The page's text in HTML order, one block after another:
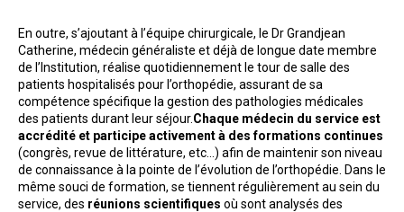
En outre, s’ajoutant à l’équipe chirurgicale, le Dr Grandjean
Catherine, médecin généraliste et déjà de longue date membre
de l’Institution, réalise quotidiennement le tour de salle des
patients hospitalisés pour l’orthopédie, assurant de sa
compétence spécifique la gestion des pathologies médicales
des patients durant leur séjour.Chaque médecin du service est
accrédité et participe activement à des formations continues
(congrès, revue de littérature, etc…) afin de maintenir son niveau
de connaissance à la pointe de l’évolution de l’orthopédie. Dans le
même souci de formation, se tiennent régulièrement au sein du
service, des réunions scientifiques où sont analysés des